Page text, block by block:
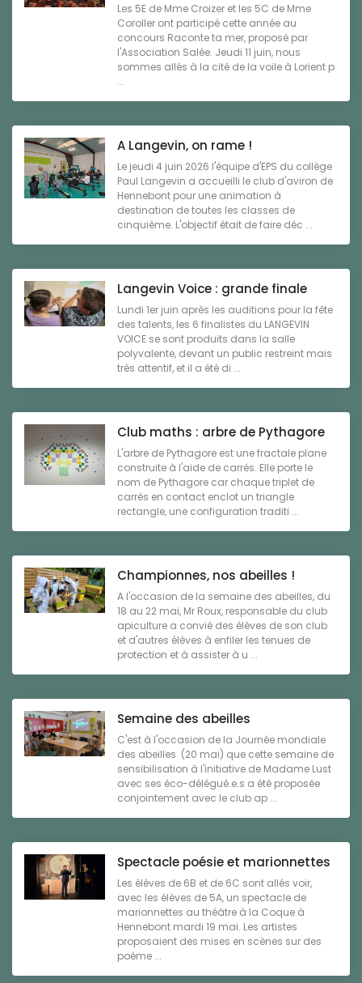
Les 5E de Mme Croizer et les 5C de Mme
Coroller ont participé cette année au
concours Raconte ta mer, proposé par
l'Association Salée. Jeudi 11 juin, nous
sommes allés à la cité de la voile à Lorient p
...
A Langevin, on rame !
Le jeudi 4 juin 2026 l'équipe d'EPS du collège
Paul Langevin a accueilli le club d'aviron de
Hennebont pour une animation à
destination de toutes les classes de
cinquième. L'objectif était de faire déc ...
Langevin Voice : grande finale
Lundi 1er juin après les auditions pour la fête
des talents, les 6 finalistes du LANGEVIN
VOICE se sont produits dans la salle
polyvalente, devant un public restreint mais
très attentif, et il a été di ...
Club maths : arbre de Pythagore
L'arbre de Pythagore est une fractale plane
construite à l'aide de carrés. Elle porte le
nom de Pythagore car chaque triplet de
carrés en contact enclot un triangle
rectangle, une configuration traditi ...
Championnes, nos abeilles !
A l'occasion de la semaine des abeilles, du
18 au 22 mai, Mr Roux, responsable du club
apiculture a convié des élèves de son club
et d'autres élèves à enfiler les tenues de
protection et à assister à u ...
Semaine des abeilles
C'est à l'occasion de la Journée mondiale
des abeilles (20 mai) que cette semaine de
sensibilisation à l'initiative de Madame Lust
avec ses éco-délégué.e.s a été proposée
conjointement avec le club ap ...
Spectacle poésie et marionnettes
Les élèves de 6B et de 6C sont allés voir,
avec les élèves de 5A, un spectacle de
marionnettes au théâtre à la Coque à
Hennebont mardi 19 mai. Les artistes
proposaient des mises en scènes sur des
poème ...